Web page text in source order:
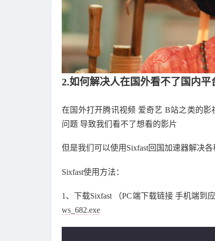
2.如何解决人在国外看不了国内平
在国外打开腾讯视频 爱奇艺 B站之类的
问题 导致我们看不了想看的影片
但是我们可以使用Sixfast回国加速器解决
Sixfast使用方法：
1、下载Sixfast （PC端下载链接 手机端到
ws_682.exe